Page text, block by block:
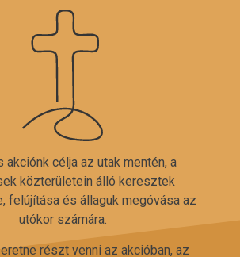
akciónk célja az utak mentén, a
közterületein álló keresztek
felújítása és állaguk megóvása az
utókor számára.
részt venni az akcióban, az